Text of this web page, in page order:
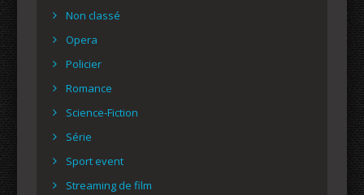
Non classé
Opera
Policier
Romance
Science-Fiction
Série
Sport event
Streaming de film